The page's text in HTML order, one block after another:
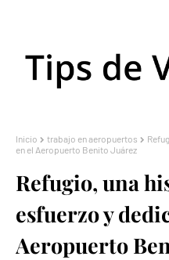
Inicio trabajo en aeropuertos
en el Aeropuerto Benito Juárez
Refugio, una
esfuerzo y
Aeropuerto